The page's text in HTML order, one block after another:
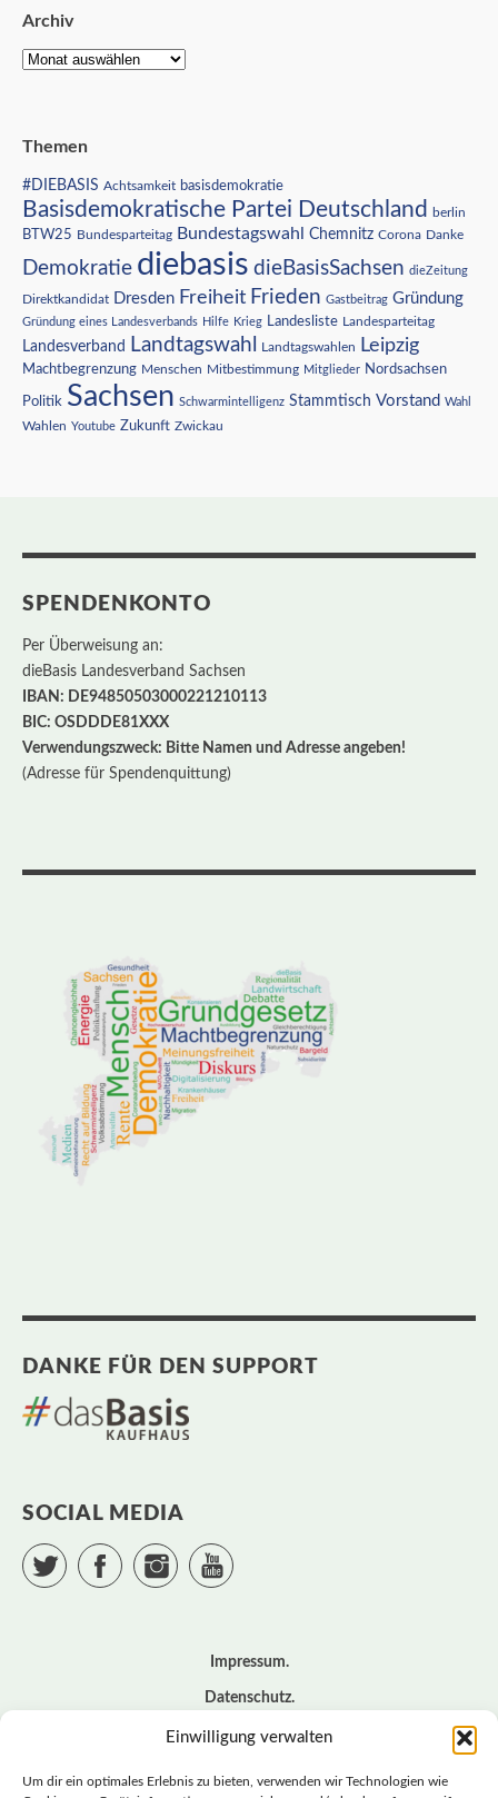
Einwilligung verwalten
Um dir ein optimales Erlebnis zu bieten, verwenden wir Technologien wie
Archiv
Themen
#DIEBASIS Achtsamkeit basisdemokratie
Basisdemokratische Partei Deutschland berlin
BTW25 Bundesparteitag Bundestagswahl Chemnitz Corona Danke
Demokratie diebasis dieBasisSachsen dieZeitung
Direktkandidat Dresden Freiheit Frieden Gastbeitrag Gründung
Gründung eines Landesverbands Hilfe Krieg Landesliste Landesparteitag
Landesverband Landtagswahl Landtagswahlen Leipzig
Machtbegrenzung Menschen Mitbestimmung Mitglieder Nordsachsen
Politik Sachsen Schwarmintelligenz Stammtisch Vorstand Wahl
Wahlen Youtube Zukunft Zwickau
SPENDENKONTO
Per Überweisung an:
dieBasis Landesverband Sachsen
IBAN: DE94850503000221210113
BIC: OSDDDE81XXX
Verwendungszweck: Bitte Namen und Adresse angeben!
(Adresse für Spendenquittung)
DANKE FÜR DEN SUPPORT
SOCIAL MEDIA
Twitter Facebook Instagram
Impressum
Datenschutz
Cookie – Richtlinie (EU)